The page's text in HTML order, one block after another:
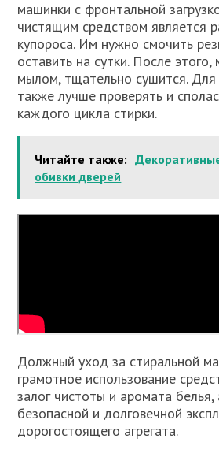
машинки с фронтальной
чистящим средством является
купороса. Им нужно смочить
оставить на сутки. После
мылом, тщательно сушится.
также лучше проверять и
каждого цикла стирки.
Читайте также:
обивки дверей
Должный уход за стиральной
грамотное использование
залог чистоты и аромата
безопасной и долговечной
дорогостоящего агрегата.